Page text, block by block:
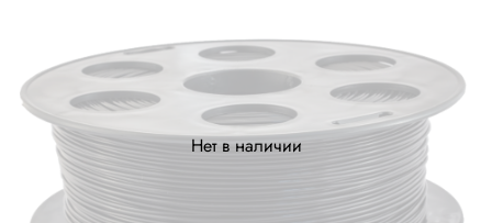
Нет в наличии